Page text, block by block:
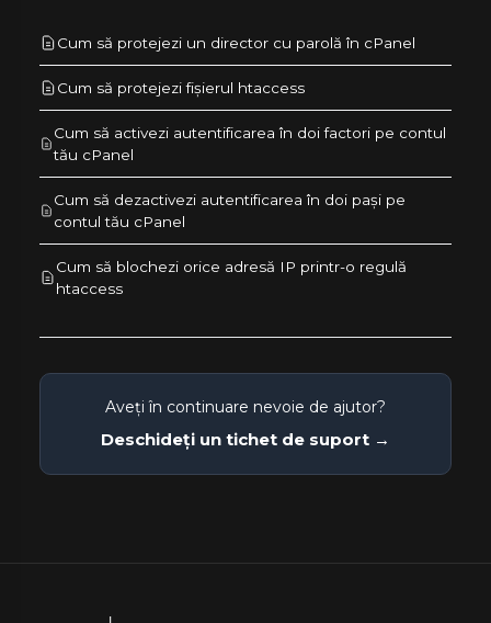
Cum să protejezi un director cu parolă în cPanel
Cum să protejezi fișierul htaccess
Cum să activezi autentificarea în doi factori pe contul
tău cPanel
Cum să dezactivezi autentificarea în doi pași pe
contul tău cPanel
Cum să blochezi orice adresă IP printr-o regulă
htaccess
Aveți în continuare nevoie de ajutor?
Deschideți un tichet de suport →